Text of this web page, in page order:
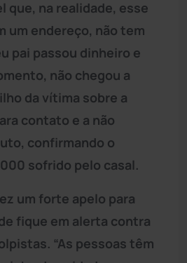
que, na realidade, esse
um endereço, não tem
pai passou dinheiro e
não chegou a
da vítima sobre a
contato e a não
confirmando o
sofrido pelo casal.
um forte apelo para
fique em alerta contra
“As pessoas têm